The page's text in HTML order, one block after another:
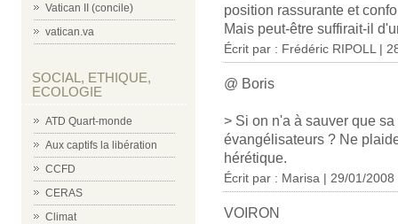
Vatican II (concile)
vatican.va
SOCIAL, ETHIQUE,
ECOLOGIE
ATD Quart-monde
Aux captifs la libération
CCFD
CERAS
Climat
position rassurante et
Mais peut-être suffirait-il
Écrit par : Frédéric RIPOLL |
@ Boris
> Si on n'a à sauver que
évangélisateurs ? Ne
hérétique.
Écrit par : Marisa | 29/01/2008
VOIRON